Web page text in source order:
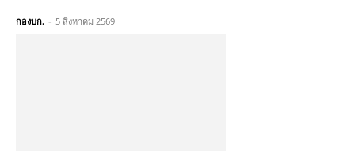
กองบก. - 5 สิงหาคม 2569